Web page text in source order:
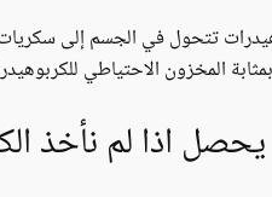
تتحول في الجسم إلى
المخزون الاحتياطي
يحصل اذا لم نأخذ